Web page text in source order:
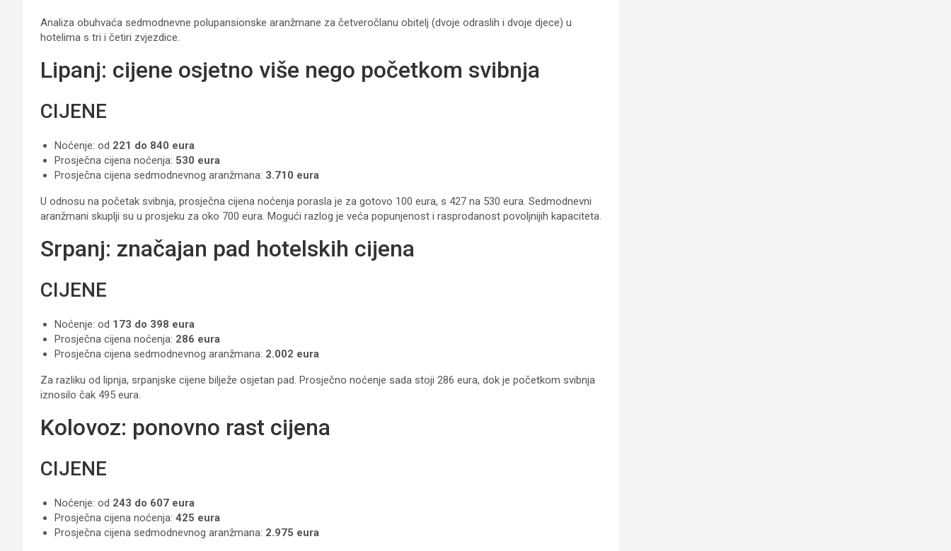
Analiza obuhvaća sedmodnevne polupansionske aranžmane za četveročlanu obitelj (dvoje odraslih i dvoje djece) u
hotelima s tri i četiri zvjezdice.
Lipanj: cijene osjetno više nego početkom svibnja
CIJENE
Noćenje: od 221 do 840 eura
Prosječna cijena noćenja: 530 eura
Prosječna cijena sedmodnevnog aranžmana: 3.710 eura
U odnosu na početak svibnja, prosječna cijena noćenja porasla je za gotovo 100 eura, s 427 na 530 eura. Sedmodnevni
aranžmani skuplji su u prosjeku za oko 700 eura. Mogući razlog je veća popunjenost i rasprodanost povoljnijih kapaciteta.
Srpanj: značajan pad hotelskih cijena
CIJENE
Noćenje: od 173 do 398 eura
Prosječna cijena noćenja: 286 eura
Prosječna cijena sedmodnevnog aranžmana: 2.002 eura
Za razliku od lipnja, srpanjske cijene bilježe osjetan pad. Prosječno noćenje sada stoji 286 eura, dok je početkom svibnja
iznosilo čak 495 eura.
Kolovoz: ponovno rast cijena
CIJENE
Noćenje: od 243 do 607 eura
Prosječna cijena noćenja: 425 eura
Prosječna cijena sedmodnevnog aranžmana: 2.975 eura